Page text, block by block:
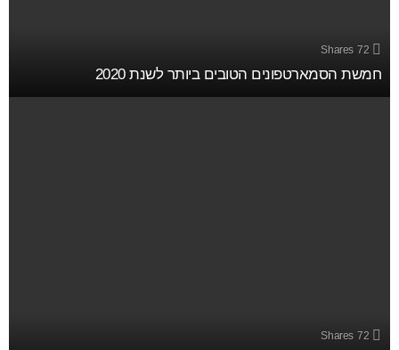
72
Shares
חמשת הסמארטפונים הטובים ביותר לשנת 2020
72
Shares